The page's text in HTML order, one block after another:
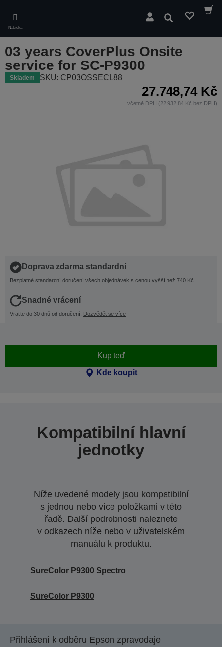
main
content
Nabídka
Hledat
03 years CoverPlus Onsite
service for SC-P9300
Skladem SKU: CP03OSSECL88
27.748,74 Kč
včetně DPH (22.932,84 Kč bez DPH)
Doprava zdarma standardní
Bezplatné standardní doručení všech objednávek s cenou vyšší než 740 Kč
Snadné vrácení
Vraťte do 30 dnů od doručení. Dozvědět se více
Kup teď
Kde koupit
Kompatibilní hlavní
jednotky
Níže uvedené modely jsou kompatibilní
s jednou nebo více položkami v této
řadě. Další podrobnosti naleznete
v odkazech níže nebo v uživatelském
manuálu k produktu.
SureColor P9300 Spectro
SureColor P9300
Přihlášení k odběru Epson zpravodaje